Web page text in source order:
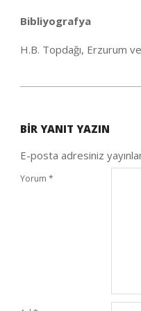
Bibliyografya
H.B. Topdağı, Erzurum
26
BIR YANIT YAZIN
E-posta adresiniz
Yorum *